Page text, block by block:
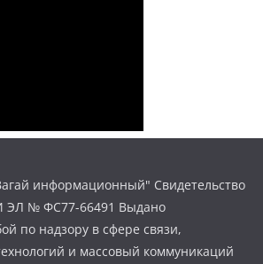
информационный" Свидетельство
ЭЛ № ФС77-66491 Выдано
по надзору в сфере связи,
и массовый коммуникаций